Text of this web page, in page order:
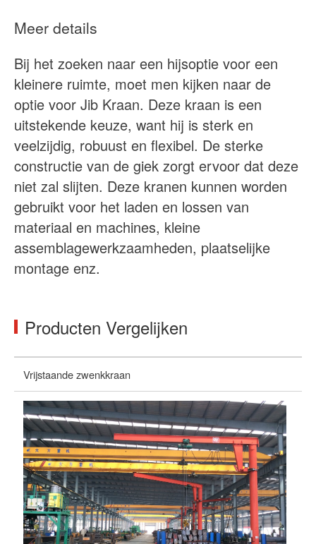
Meer details
Bij het zoeken naar een hijsoptie voor een
kleinere ruimte, moet men kijken naar de
optie voor Jib Kraan. Deze kraan is een
uitstekende keuze, want hij is sterk en
veelzijdig, robuust en flexibel. De sterke
constructie van de giek zorgt ervoor dat deze
niet zal slijten. Deze kranen kunnen worden
gebruikt voor het laden en lossen van
materiaal en machines, kleine
assemblagewerkzaamheden, plaatselijke
montage enz.
Producten Vergelijken
Vrijstaande zwenkkraan